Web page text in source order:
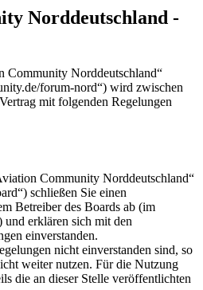
Norddeutschland -
Norddeutschland“
forum-nord“) wird zwischen
mit folgenden Regelungen
Community Norddeutschland“
schließen Sie einen
Betreiber des Boards ab (im
und erklären sich mit den
einverstanden.
nicht einverstanden sind, so
weiter nutzen. Für die Nutzung
die an dieser Stelle veröffentlichten